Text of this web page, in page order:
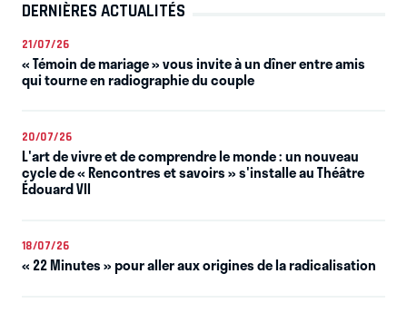
DERNIÈRES ACTUALITÉS
21/07/26
« Témoin de mariage » vous invite à un dîner entre amis
qui tourne en radiographie du couple
20/07/26
L'art de vivre et de comprendre le monde : un nouveau
cycle de « Rencontres et savoirs » s'installe au Théâtre
Édouard VII
18/07/26
« 22 Minutes » pour aller aux origines de la radicalisation